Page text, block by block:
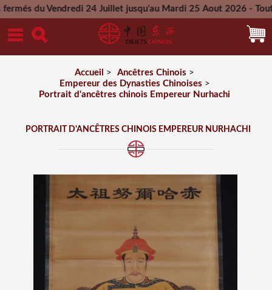
du Vendredi 24 Juillet jusqu'au Mardi 25 Aout 2026 - Toutes
Mercredi 26 Aout 2026
Accueil > Ancêtres Chinois >
Empereur des Dynasties Chinoises >
Portrait d'ancêtres chinois Empereur Nurhachi
PORTRAIT D'ANCÊTRES CHINOIS EMPEREUR NURHACHI